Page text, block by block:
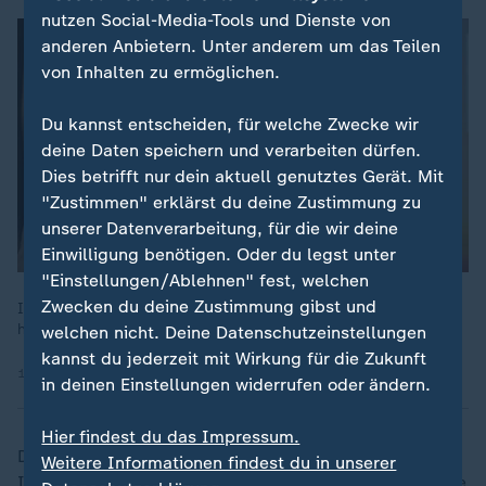
Im ZDF-Morgenmagazin stellte sich Sebastian Fiedler (SPD)
hinter das Sicherheitspaket.
Dagegen betonte der rheinland-pfälzische
nutzen Social-Media-Tools und Dienste von
anderen Anbietern. Unter anderem um das Teilen
von Inhalten zu ermöglichen.
Du kannst entscheiden, für welche Zwecke wir
deine Daten speichern und verarbeiten dürfen.
Dies betrifft nur dein aktuell genutztes Gerät. Mit
"Zustimmen" erklärst du deine Zustimmung zu
unserer Datenverarbeitung, für die wir deine
Einwilligung benötigen. Oder du legst unter
"Einstellungen/Ablehnen" fest, welchen
Zwecken du deine Zustimmung gibst und
welchen nicht. Deine Datenschutzeinstellungen
kannst du jederzeit mit Wirkung für die Zukunft
in deinen Einstellungen widerrufen oder ändern.
Hier findest du das Impressum.
Weitere Informationen findest du in unserer